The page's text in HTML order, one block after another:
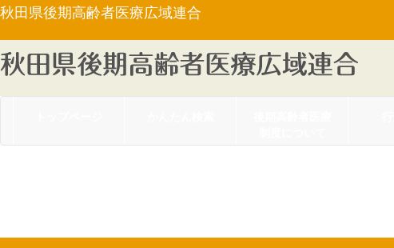
秋田県後期高齢者医療広域連合